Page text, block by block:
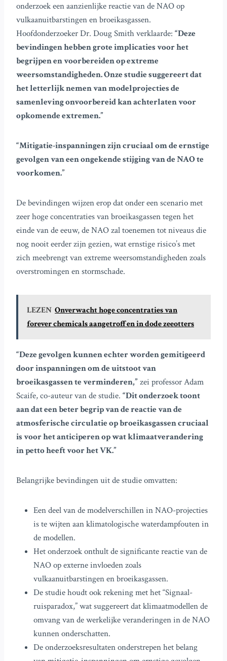
onderzoek een aanzienlijke reactie van de NAO op
vulkaanuitbarstingen en broeikasgassen.
Hoofdonderzoeker Dr. Doug Smith verklaarde: “Deze
bevindingen hebben grote implicaties voor het
begrijpen en voorbereiden op extreme
weersomstandigheden. Onze studie suggereert dat
het letterlijk nemen van modelprojecties de
samenleving onvoorbereid kan achterlaten voor
opkomende extremen.”
“Mitigatie-inspanningen zijn cruciaal om de ernstige
gevolgen van een ongekende stijging van de NAO te
voorkomen.”
De bevindingen wijzen erop dat onder een scenario met
zeer hoge concentraties van broeikasgassen tegen het
einde van de eeuw, de NAO zal toenemen tot niveaus die
nog nooit eerder zijn gezien, wat ernstige risico’s met
zich meebrengt van extreme weersomstandigheden zoals
overstromingen en stormschade.
LEZEN Onverwacht hoge concentraties van
forever chemicals aangetroffen in dode zeeotters
“Deze gevolgen kunnen echter worden gemitigeerd
door inspanningen om de uitstoot van
broeikasgassen te verminderen,” zei professor Adam
Scaife, co-auteur van de studie. “Dit onderzoek toont
aan dat een beter begrip van de reactie van de
atmosferische circulatie op broeikasgassen cruciaal
is voor het anticiperen op wat klimaatverandering
in petto heeft voor het VK.”
Belangrijke bevindingen uit de studie omvatten:
Een deel van de modelverschillen in NAO-projecties
is te wijten aan klimatologische waterdampfouten in
de modellen.
Het onderzoek onthult de significante reactie van de
NAO op externe invloeden zoals
vulkaanuitbarstingen en broeikasgassen.
De studie houdt ook rekening met het “Signaal-
ruisparadox,” wat suggereert dat klimaatmodellen de
omvang van de werkelijke veranderingen in de NAO
kunnen onderschatten.
De onderzoeksresultaten onderstrepen het belang